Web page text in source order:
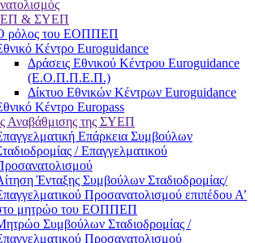
& ΣΥΕΠ
ρόλος του ΕΟΠΠΕΠ
Κέντρο Euroguidance
Δράσεις Εθνικού Κέντρου Euroguidance
(Ε.Ο.Π.Π.Ε.Π.)
Δίκτυο Εθνικών Κέντρων Euroguidance
Κέντρο Europass
Αναβάθμισης της ΣΥΕΠ
Επάρκεια Συμβούλων
/ Επαγγελματικού
Ένταξης Συμβούλων Σταδιοδρομίας/
Προσανατολισμού επιπέδου Α’
μητρώο του ΕΟΠΠΕΠ
Συμβούλων Σταδιοδρομίας /
Προσανατολισμού